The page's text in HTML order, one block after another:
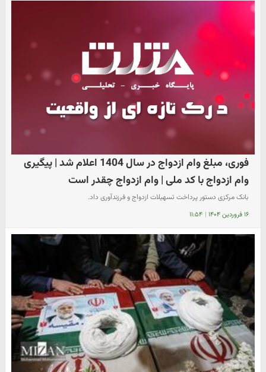
فوری، مبلغ وام ازدواج در سال 1404 اعلام شد | پیگیری
وام ازدواج با کد ملی | وام ازدواج چقدر است
بانک مرکزی دستور پرداخت تسهیلات ازدواج و فرزندآوری داد.
۱۶ فروردین ۱۴۰۴ | ۱۱:۵۴